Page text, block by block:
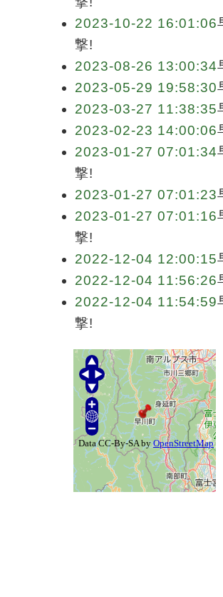
2023-10-22 16:01:06
撃!
2023-08-26 13:00:34
2023-05-29 19:58:30
2023-03-27 11:38:35
2023-02-23 14:00:06
2023-01-27 07:01:34
撃!
2023-01-27 07:01:23
2023-01-27 07:01:16
撃!
2022-12-04 12:00:15
2022-12-04 11:56:26
2022-12-04 11:54:59
撃!